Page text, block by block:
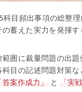
目頻出事項の総整
蓄えた実力を発揮
囲に裁量問題の出
目の記述問題対策
「答案作成力」 と 「実